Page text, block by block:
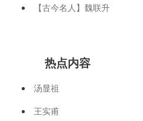
【古今名人】魏联升
热点内容
汤显祖
王实甫